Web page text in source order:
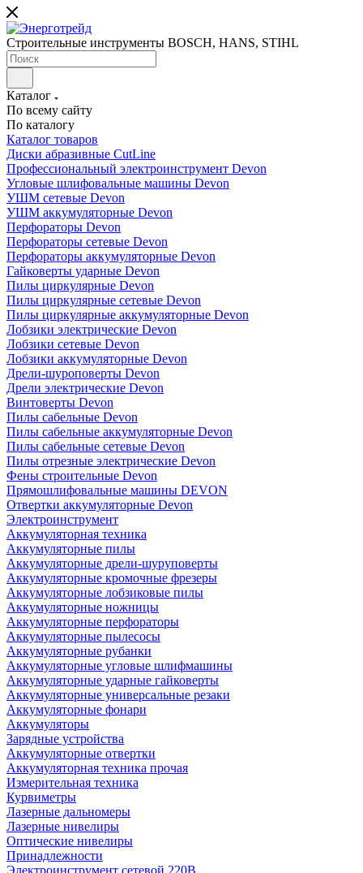
Строительные инструменты BOSCH, HANS, STIHL
Каталог
По всему сайту
По каталогу
Каталог товаров
Диски абразивные CutLine
Профессиональный электроинструмент Devon
Угловые шлифовальные машины Devon
УШМ сетевые Devon
УШМ аккумуляторные Devon
Перфораторы Devon
Перфораторы сетевые Devon
Перфораторы аккумуляторные Devon
Гайковерты ударные Devon
Пилы циркулярные Devon
Пилы циркулярные сетевые Devon
Пилы циркулярные аккумуляторные Devon
Лобзики электрические Devon
Лобзики сетевые Devon
Лобзики аккумуляторные Devon
Дрели-шуроповерты Devon
Дрели электрические Devon
Винтоверты Devon
Пилы сабельные Devon
Пилы сабельные аккумуляторные Devon
Пилы сабельные сетевые Devon
Пилы отрезные электрические Devon
Фены строительные Devon
Прямошлифовальные машины DEVON
Отвертки аккумуляторные Devon
Электроинструмент
Аккумуляторная техника
Аккумуляторные пилы
Аккумуляторные дрели-шуруповерты
Аккумуляторные кромочные фрезеры
Аккумуляторные лобзиковые пилы
Аккумуляторные ножницы
Аккумуляторные перфораторы
Аккумуляторные пылесосы
Аккумуляторные рубанки
Аккумуляторные угловые шлифмашины
Аккумуляторные ударные гайковерты
Аккумуляторные универсальные резаки
Аккумуляторные фонари
Аккумуляторы
Зарядные устройства
Аккумуляторные отвертки
Аккумуляторная техника прочая
Измерительная техника
Курвиметры
Лазерные дальномеры
Лазерные нивелиры
Оптические нивелиры
Принадлежности
Электроинструмент сетевой 220В